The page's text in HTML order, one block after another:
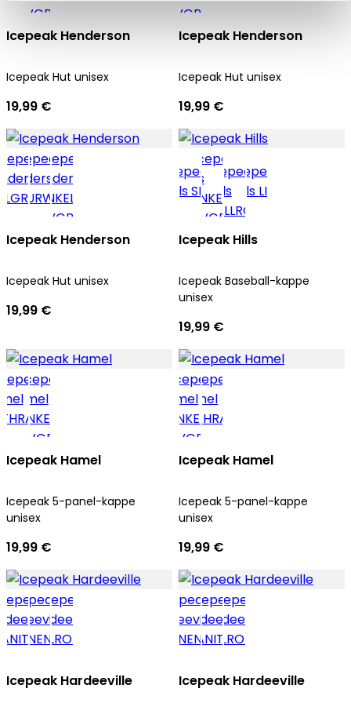
Icepeak Henderson
Icepeak Hut unisex
19,99 €
Icepeak Henderson
Icepeak Hut unisex
19,99 €
Icepeak Henderson
Icepeak Hut unisex
19,99 €
Icepeak Hills
Icepeak Baseball-kappe
unisex
19,99 €
Icepeak Hamel
Icepeak 5-panel-kappe
unisex
19,99 €
Icepeak Hamel
Icepeak 5-panel-kappe
unisex
19,99 €
Icepeak Hardeeville Icepeak Hardeeville